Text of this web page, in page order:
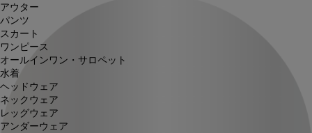
アウター
パンツ
スカート
ワンピース
オールインワン・サロペット
水着
ヘッドウェア
ネックウェア
レッグウェア
アンダーウェア